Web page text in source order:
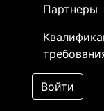
Партнеры
Войти
Закупка: Ж/д.
перевозка ст.
Туркестан
РК - ст.
(703607), РК